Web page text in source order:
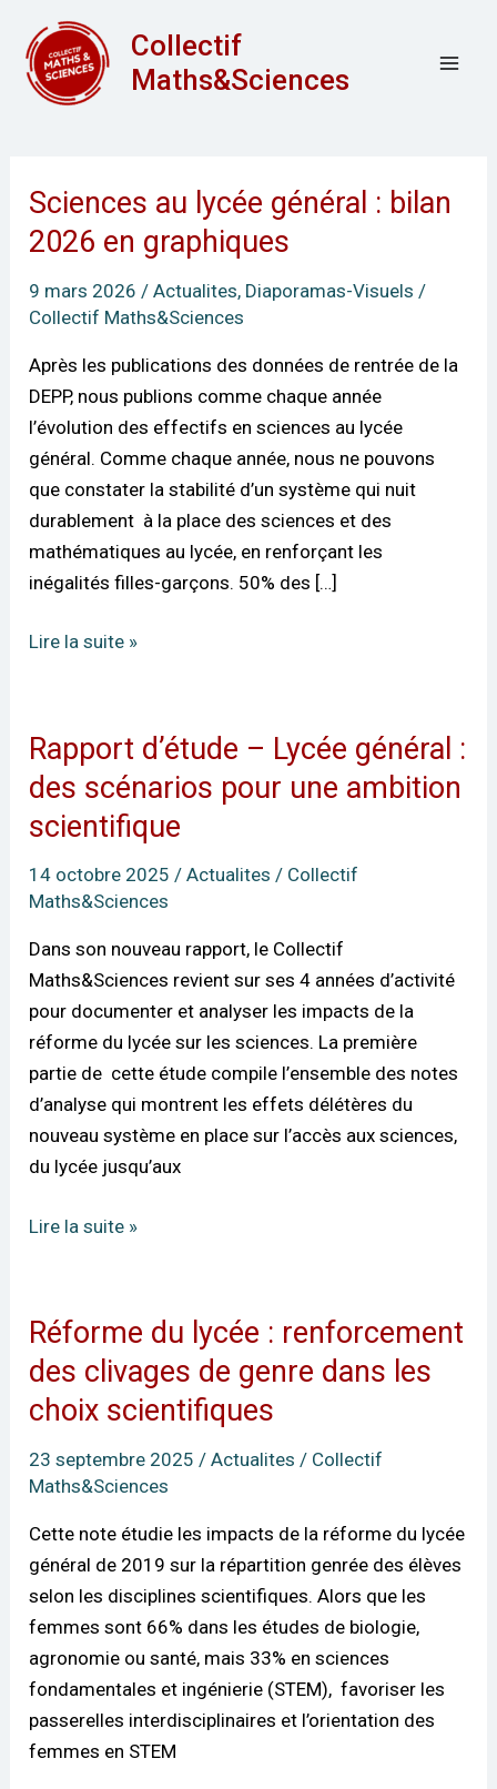
contenu
Collectif
Maths&Sciences
Sciences au lycée général : bilan
2026 en graphiques
9 mars 2026 /Actualites, Diaporamas-Visuels /
Collectif Maths&Sciences
Après les publications des données de rentrée de la
DEPP, nous publions comme chaque année
l’évolution des effectifs en sciences au lycée
général. Comme chaque année, nous ne pouvons
que constater la stabilité d’un système qui nuit
durablement à la place des sciences et des
mathématiques au lycée, en renforçant les
inégalités filles-garçons. 50% des […]
Sciences
au
général
:
bilan
2026
en
graphiques
Lire la suite »
Rapport d’étude – Lycée général :
des scénarios pour une ambition
scientifique
14 octobre 2025/Actualites / Collectif
Maths&Sciences
Dans son nouveau rapport, le Collectif
Maths&Sciences revient sur ses 4 années d’activité
pour documenter et analyser les impacts de la
réforme du lycée sur les sciences. La première
partie de cette étude compile l’ensemble des notes
d’analyse qui montrent les effets délétères du
nouveau système en place sur l’accès aux sciences,
du lycée jusqu’aux
Rapport
d’étude
Lycée
général
:
scénarios
pour
une
ambition
scientifique
Lire la suite »
Réforme du lycée : renforcement
des clivages de genre dans les
choix scientifiques
23 septembre 2025 /Actualites / Collectif
Maths&Sciences
Cette note étudie les impacts de la réforme du lycée
général de 2019 sur la répartition genrée des élèves
selon les disciplines scientifiques. Alors que les
femmes sont 66% dans les études de biologie,
agronomie ou santé, mais 33% en sciences
fondamentales et ingénierie (STEM), favoriser les
passerelles interdisciplinaires et l’orientation des
femmes en STEM
Réforme
du
renforcement
des
clivages
genre
dans
les
choix
scientifiques